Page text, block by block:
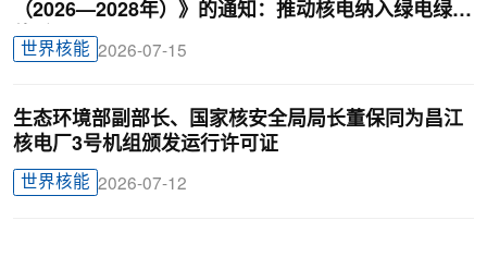
（2026—2028年）》的通知：推动核电纳入绿电绿证
体系
世界核能 2026-07-15
生态环境部副部长、国家核安全局局长董保同为昌江
核电厂3号机组颁发运行许可证
世界核能 2026-07-12